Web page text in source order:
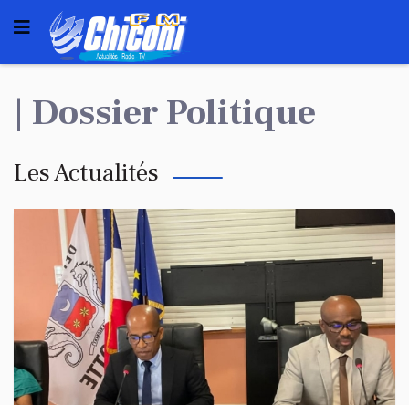
| Dossier Politique
Les Actualités